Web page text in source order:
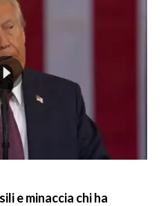
e minaccia chi ha